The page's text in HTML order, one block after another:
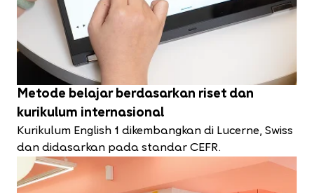
Metode belajar berdasarkan riset dan
kurikulum internasional
Kurikulum English 1 dikembangkan di Lucerne, Swiss
dan didasarkan pada standar CEFR.